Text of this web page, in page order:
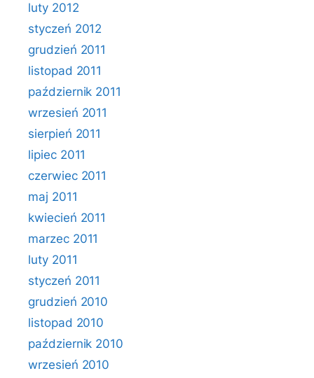
luty 2012
styczeń 2012
grudzień 2011
listopad 2011
październik 2011
wrzesień 2011
sierpień 2011
lipiec 2011
czerwiec 2011
maj 2011
kwiecień 2011
marzec 2011
luty 2011
styczeń 2011
grudzień 2010
listopad 2010
październik 2010
wrzesień 2010